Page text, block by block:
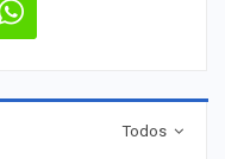
Todos